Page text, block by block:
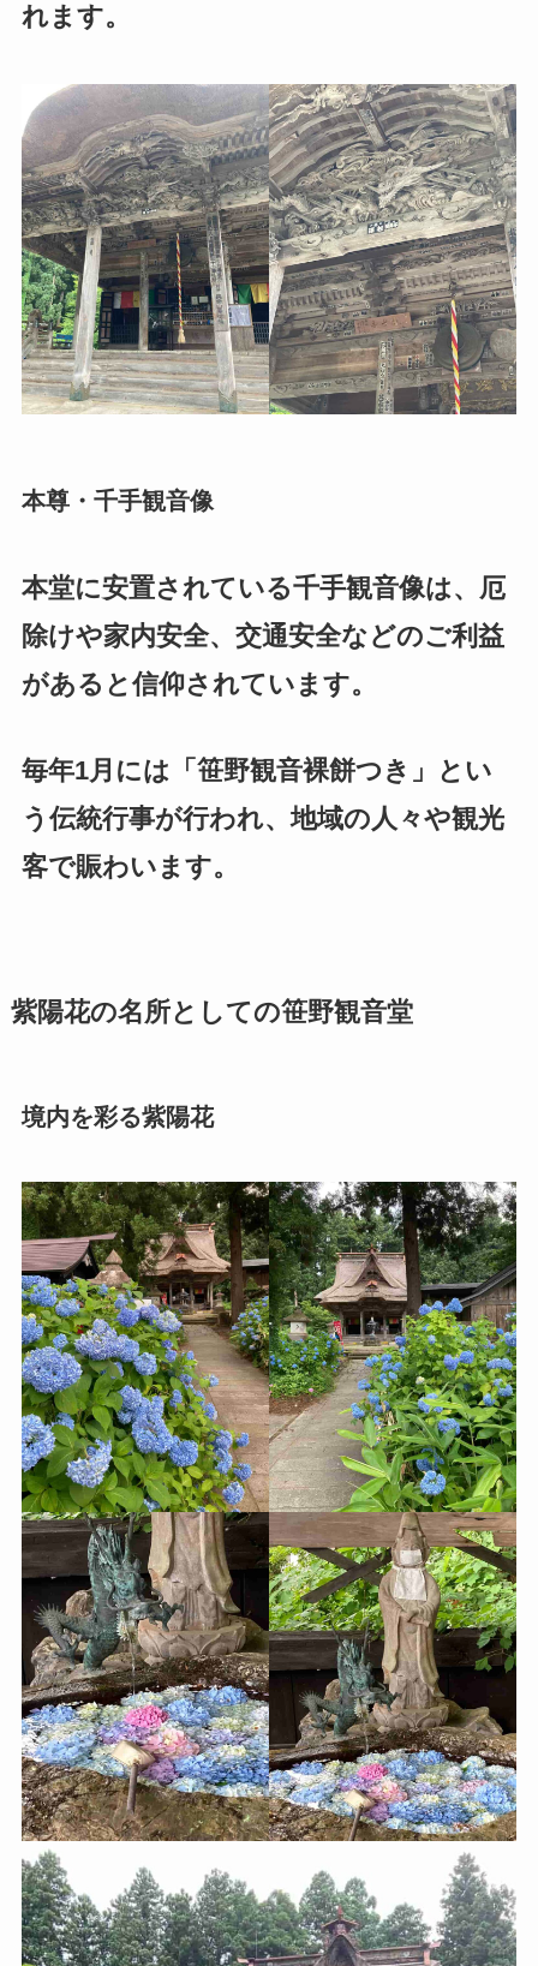
れます。
本尊・千手観音像
本堂に安置されている千手観音像は、厄
除けや家内安全、交通安全などのご利益
があると信仰されています。
毎年1月には「笹野観音裸餅つき」とい
う伝統行事が行われ、地域の人々や観光
客で賑わいます。
紫陽花の名所としての笹野観音堂
境内を彩る紫陽花